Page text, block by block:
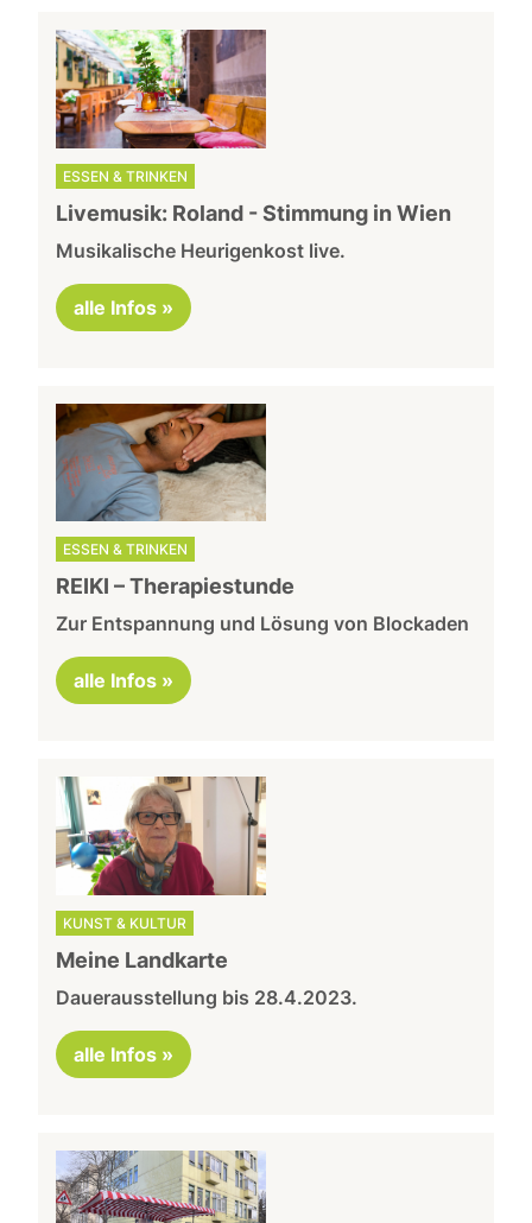
ESSEN & TRINKEN
Livemusik: Roland - Stimmung in Wien
Musikalische Heurigenkost live.
alle Infos »
ESSEN & TRINKEN
REIKI – Therapiestunde
Zur Entspannung und Lösung von Blockaden
alle Infos »
KUNST & KULTUR
Meine Landkarte
Dauerausstellung bis 28.4.2023.
alle Infos »